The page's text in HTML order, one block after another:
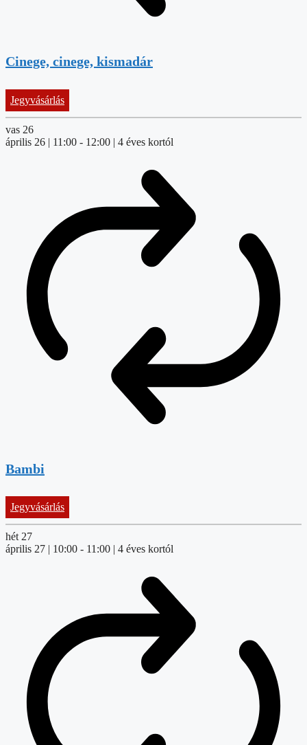
Jegyvásárlás
Cinege, cinege, kismadár
vas 26
Jegyvásárlás
április 26 | 11:00 - 12:00 | 4 éves kortól
Bambi
hét 27
április 27 | 10:00 - 11:00 | 4 éves kortól